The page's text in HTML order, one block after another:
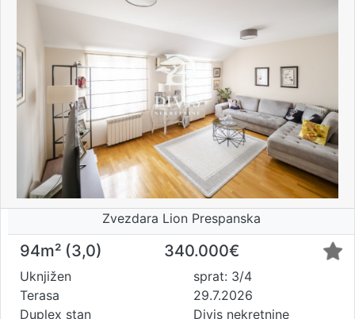
Zvezdara Lion Prespanska
94m² (3,0) 340.000€
Uknjižen
Terasa
Duplex stan
sprat: 3/4
29.7.2026
Divis nekretnine